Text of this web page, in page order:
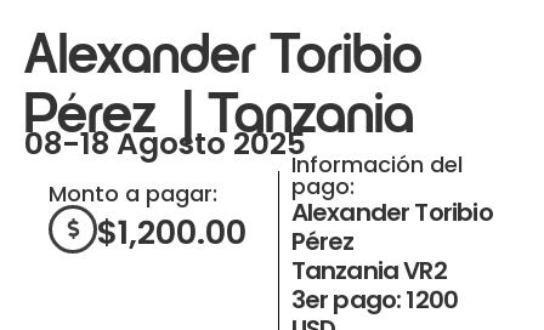
Alexander Toribio
Pérez | Tanzania
08-18 Agosto 2025
Monto a pagar:
$1,200.00
Información del
pago:
Alexander Toribio
Pérez
Tanzania VR2
3er pago: 1200